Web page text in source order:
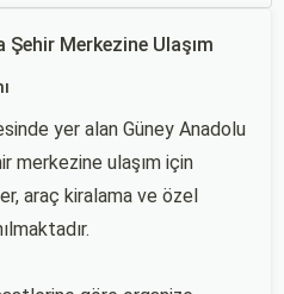
Şehir Merkezine Ulaşım
yer alan Güney Anadolu
merkezine ulaşım için
araç kiralama ve özel